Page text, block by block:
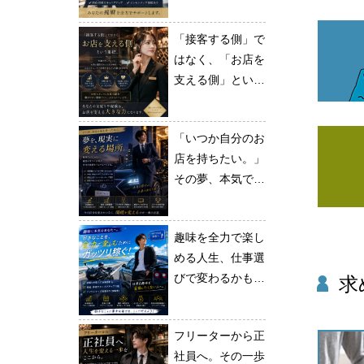
「接客する側」で
はなく、「お店を
支える側」という
「いつか自分のお
店を持ちたい。」
その夢、本気で応
趣味を全力で楽し
める人生、仕事選
びで変わるかもし
フリーターから正
社員へ。その一歩
求